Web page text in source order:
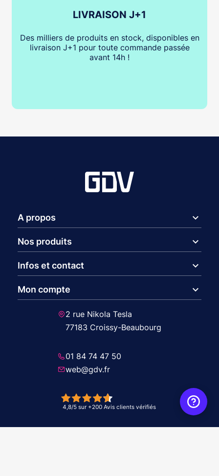
LIVRAISON J+1
Des milliers de produits en stock, disponibles en
livraison J+1 pour toute commande passée
avant 14h !
A propos expand_more
Nos produits expand_more
Infos et contact expand_more
Mon compte expand_more
2 rue Nikola Tesla
77183 Croissy-Beaubourg
01 84 74 47 50
web@gdv.fr